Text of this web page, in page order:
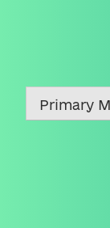
Primary